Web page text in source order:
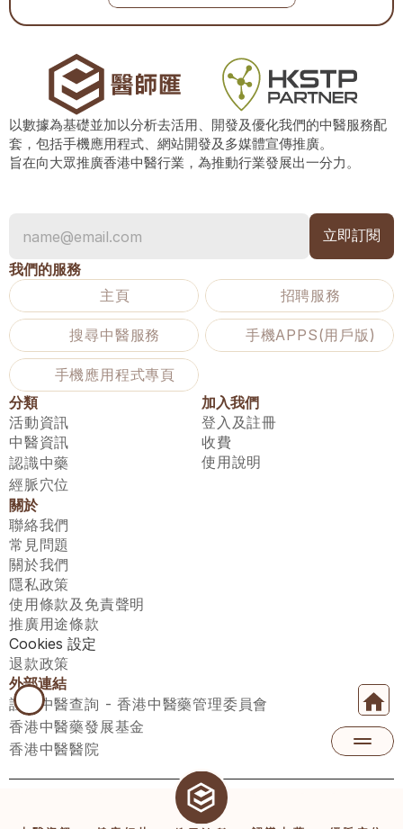
以數據為基礎並加以分析去活用、開發及優化我們的中醫服務配
套，包括手機應用程式、網站開發及多媒體宣傳推廣。
旨在向大眾推廣香港中醫行業，為推動行業發展出一分力。
我們的服務
主頁
招聘服務
搜尋中醫服務 手機APPS(用戶版)
手機應用程式專頁
分類
活動資訊
中醫資訊
認識中藥
經脈穴位
加入我們
登入及註冊
收費
使用說明
關於
聯絡我們
常見問題
關於我們
隱私政策
使用條款及免責聲明
推廣用途條款
Cookies 設定
退款政策
外部連結
註冊中醫查詢 - 香港中醫藥管理委員會
香港中醫藥發展基金
香港中醫醫院
醫師匯有限公司 ECWAY LIMITED Copyright 2026© All rights
reserved. 台灣地區：統一編號：00531876 稅籍編號：A100320069